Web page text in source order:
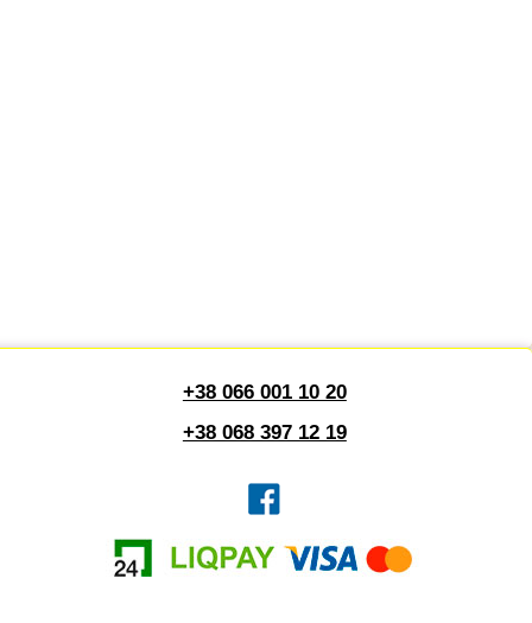
+38 066 001 10 20
+38 068 397 12 19